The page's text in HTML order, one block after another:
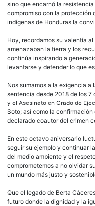
sino que encarnó la
compromiso con la protección
indígenas de Honduras la
Hoy, recordamos su valentía
amenazaban la tierra y los
continúa inspirando a
levantarse y defender lo que
Nos sumamos a la exigencia a
sentencia desde 2018 de los 7
y el Asesinato en Grado de
Soto; así como la
declarado coautor del crimen
En este octavo aniversario
seguir su ejemplo y continuar
del medio ambiente y el
comprometemos a no olvidar
un mundo más justo y
Que el legado de Berta
futuro donde la dignidad y la